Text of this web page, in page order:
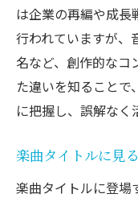
は企業の再編や成長
行われていますが、
名など、創作的なコ
た違いを知ることで
に把握し、誤解なく
楽曲タイトルに見
楽曲タイトルに登場